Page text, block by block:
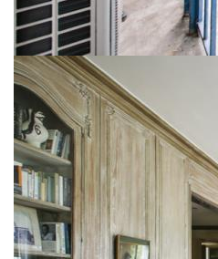
Le cabinet SAFAR syndic de
magnifique appartement de
au 3ème étage d'un bel
grand standing des années
entrée, d'une triple réception
bordée d'un balcon filant ,
exposée plein sud sans vis à
office d'une quatrième
chacune son point d'eau, dont
rotonde climatisée, avec de
salle de bains en marbre gris.